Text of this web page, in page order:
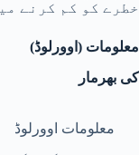
خطرے کو کم کرنے
(معلومات (اوورلوڈ
کی بھرمار
معلومات اوورلوڈ